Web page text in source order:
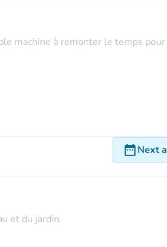
machine à remonter le temps
date_rangeNext
et du jardin.